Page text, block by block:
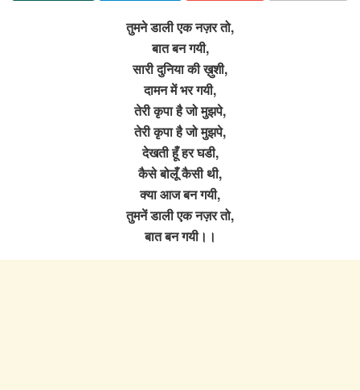
तुमने डाली एक नज़र तो,
बात बन गयी,
सारी दुनिया की ख़ुशी,
दामन में भर गयी,
तेरी कृपा है जो मुझपे,
तेरी कृपा है जो मुझपे,
देखती हूँ हर घडी,
कैसे बोलूँ कैसी थी,
क्या आज बन गयी,
तुमनें डाली एक नज़र तो,
बात बन गयी।।